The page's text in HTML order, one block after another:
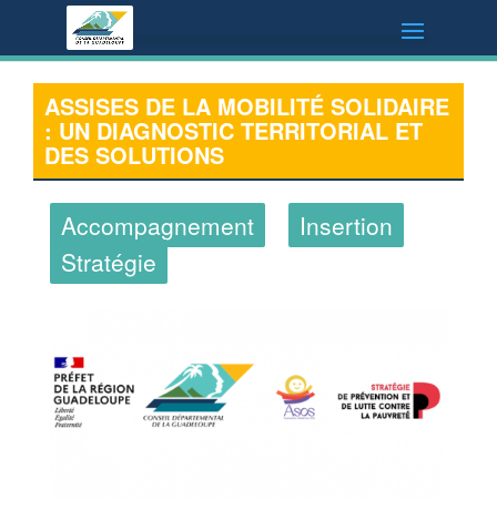
ASSISES DE LA MOBILITÉ SOLIDAIRE
: UN DIAGNOSTIC TERRITORIAL ET
DES SOLUTIONS